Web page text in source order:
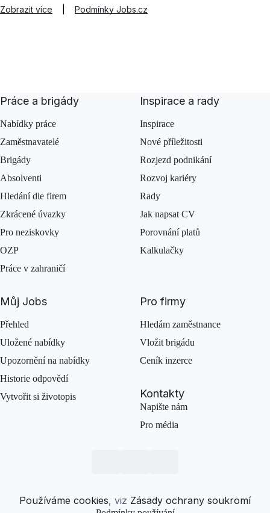
Zobrazit více Podmínky Jobs.cz
Práce a brigády
Nabídky práce
Zaměstnavatelé
Brigády
Absolventi
Hledání dle firem
Zkrácené úvazky
Pro neziskovky
OZP
Práce v zahraničí
Inspirace a rady
Inspirace
Nové příležitosti
Rozjezd podnikání
Rozvoj kariéry
Rady
Jak napsat CV
Porovnání platů
Kalkulačky
Můj Jobs
Přehled
Uložené nabídky
Upozornění na nabídky
Historie odpovědí
Vytvořit si životopis
Pro firmy
Hledám zaměstnance
Vložit brigádu
Ceník inzerce
Kontakty
Napište nám
Pro média
Používáme cookies, viz Zásady ochrany soukromí